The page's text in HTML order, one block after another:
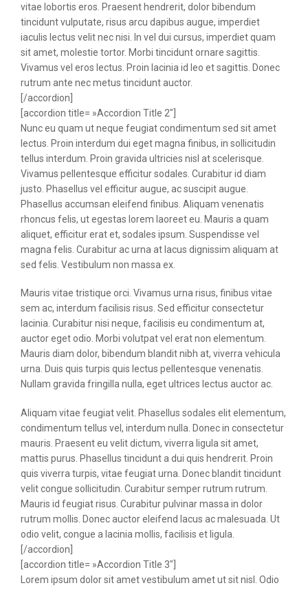
vitae lobortis eros. Praesent hendrerit, dolor bibendum
tincidunt vulputate, risus arcu dapibus augue, imperdiet
iaculis lectus velit nec nisi. In vel dui cursus, imperdiet quam
sit amet, molestie tortor. Morbi tincidunt ornare sagittis.
Vivamus vel eros lectus. Proin lacinia id leo et sagittis. Donec
rutrum ante nec metus tincidunt auctor.
[/accordion]
[accordion title= »Accordion Title 2″]
Nunc eu quam ut neque feugiat condimentum sed sit amet
lectus. Proin interdum dui eget magna finibus, in sollicitudin
tellus interdum. Proin gravida ultricies nisl at scelerisque.
Vivamus pellentesque efficitur sodales. Curabitur id diam
justo. Phasellus vel efficitur augue, ac suscipit augue.
Phasellus accumsan eleifend finibus. Aliquam venenatis
rhoncus felis, ut egestas lorem laoreet eu. Mauris a quam
aliquet, efficitur erat et, sodales ipsum. Suspendisse vel
magna felis. Curabitur ac urna at lacus dignissim aliquam at
sed felis. Vestibulum non massa ex.
Mauris vitae tristique orci. Vivamus urna risus, finibus vitae
sem ac, interdum facilisis risus. Sed efficitur consectetur
lacinia. Curabitur nisi neque, facilisis eu condimentum at,
auctor eget odio. Morbi volutpat vel erat non elementum.
Mauris diam dolor, bibendum blandit nibh at, viverra vehicula
urna. Duis quis turpis quis lectus pellentesque venenatis.
Nullam gravida fringilla nulla, eget ultrices lectus auctor ac.
Aliquam vitae feugiat velit. Phasellus sodales elit elementum,
condimentum tellus vel, interdum nulla. Donec in consectetur
mauris. Praesent eu velit dictum, viverra ligula sit amet,
mattis purus. Phasellus tincidunt a dui quis hendrerit. Proin
quis viverra turpis, vitae feugiat urna. Donec blandit tincidunt
velit congue sollicitudin. Curabitur semper rutrum rutrum.
Mauris id feugiat risus. Curabitur pulvinar massa in dolor
rutrum mollis. Donec auctor eleifend lacus ac malesuada. Ut
odio velit, congue a lacinia mollis, facilisis et ligula.
[/accordion]
[accordion title= »Accordion Title 3″]
Lorem ipsum dolor sit amet vestibulum amet ut sit nisl. Odio